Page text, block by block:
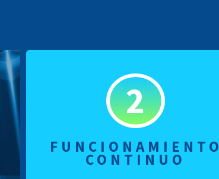
2
FUNCIONAMIENTO
CONTINUO